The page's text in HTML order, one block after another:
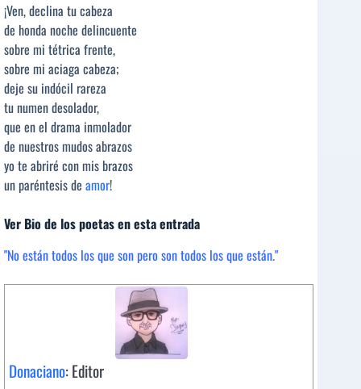
¡Ven, declina tu cabeza
de honda noche delincuente
sobre mi tétrica frente,
sobre mi aciaga cabeza;
deje su indócil rareza
tu numen desolador,
que en el drama inmolador
de nuestros mudos abrazos
yo te abriré con mis brazos
un paréntesis de amor!
Ver Bio de los poetas en esta entrada
"No están todos los que son pero son todos los que están."
Donaciano: Editor